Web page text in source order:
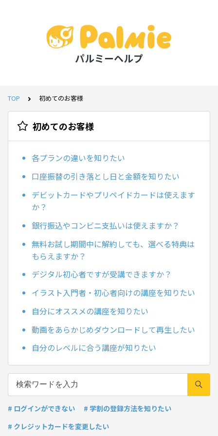
パルミーヘルプ
TOP 初めてのお客様
初めてのお客様
各プランの違いを知りたい
口座振替の引き落とし日と金額を知りたい
デビットカードやプリペイドカードは使えます
か？
銀行振込やコンビニ支払いは使えますか？
無料お試し期間中に解約しても、選べる特典は
もらえますか？
デジタル初心者ですが受講できますか？
イラスト入門者・初心者向けの講座を知りたい
自分にオススメの講座を知りたい
動画をあらかじめダウンロードして再生したい
自分のレベルに合う講座が知りたい
# ログインができない
# 学割の登録方法を知りたい
# クレジットカードを変更したい